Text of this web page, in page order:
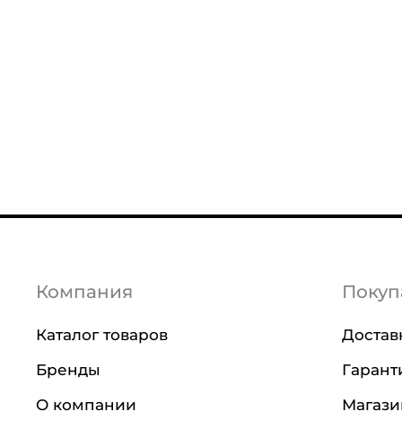
Компания
Каталог товаров
Бренды
О компании